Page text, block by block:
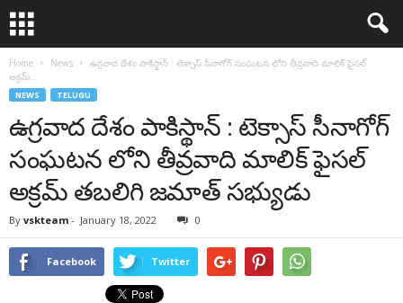
Home News
ఉగ్రవాద దేశం పాకిస్థాన్ : టెక్సాస్ సీనాగోగ్ సంఘటన లోని తీవ్రవాది మాలిక్ ఫైసల్
అక్రమ్...
NEWS TELUGU
ఉగ్రవాద దేశం పాకిస్థాన్ : టెక్సాస్ సీనాగోగ్
సంఘటన లోని తీవ్రవాది మాలిక్ ఫైసల్
అక్రమ్ తబలిగి జమాత్ సభ్యుడు
By vskteam - January 18, 2022 0
Facebook Twitter